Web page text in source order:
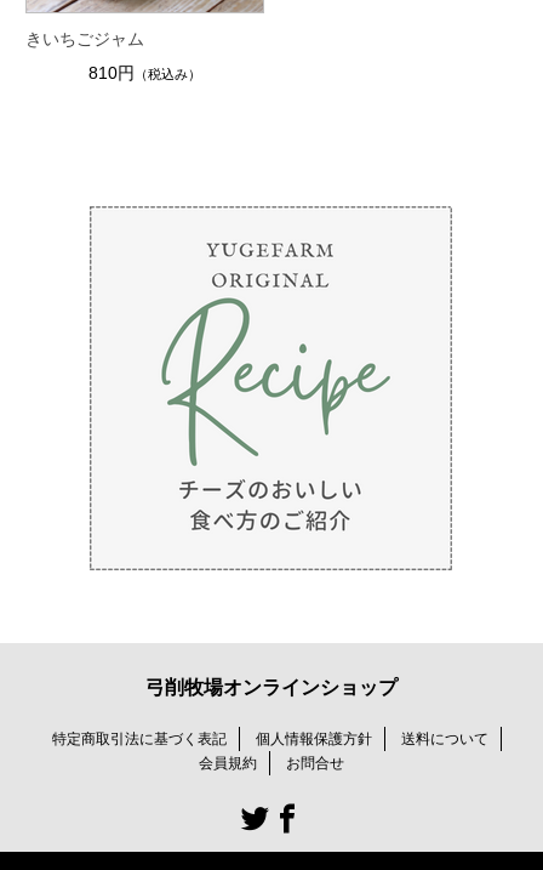
きいちごジャム
810円
（税込み）
弓削牧場オンラインショップ
特定商取引法に基づく表記 個人情報保護方針
送料について
会員規約
お問合せ